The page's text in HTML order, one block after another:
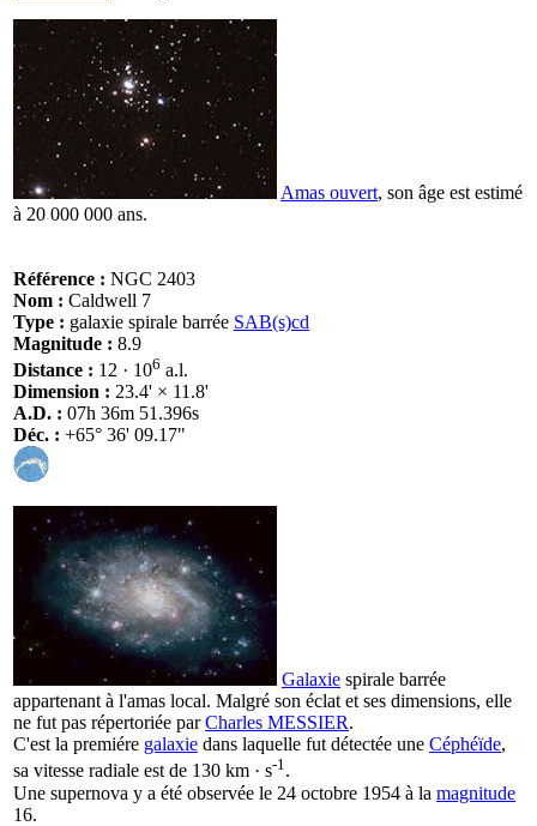
Amas ouvert, son âge est estimé
à 20 000 000 ans.
Référence : NGC 2403
Nom : Caldwell 7
Type : galaxie spirale barrée SAB(s)cd
Magnitude : 8.9
Distance : 12 · 106 a.l.
Dimension : 23.4' × 11.8'
A.D. : 07h 36m 51.396s
Déc. : +65° 36' 09.17"
Galaxie spirale barrée
appartenant à l'amas local. Malgré son éclat et ses dimensions, elle
ne fut pas répertoriée parCharles MESSIER.
C'est la premiére galaxie dans laquelle fut détectée une Céphéïde,
sa vitesse radiale est de 130 km · s-1.
Une supernova y a été observée le 24 octobre 1954 à la magnitude
16.